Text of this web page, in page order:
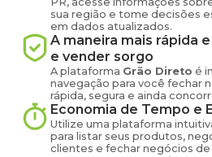
sua região e tome decisões
em dados atualizados.
A maneira mais rápida
e vender sorgo
A plataforma Grão Direto é
navegação para você fechar
rápida, segura e ainda
Economia de Tempo e
Utilize uma plataforma
para listar seus produtos,
clientes e fechar negócios